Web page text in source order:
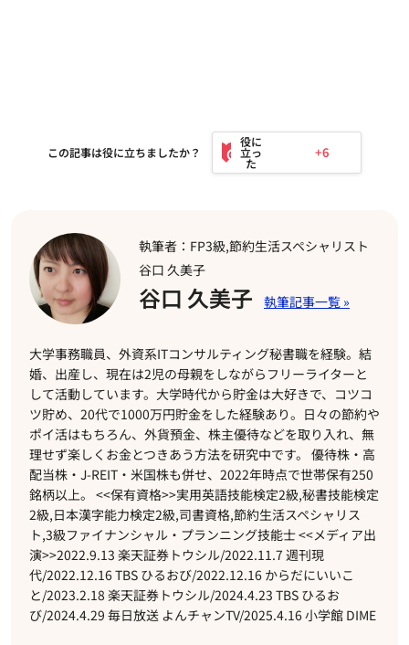
この記事は役に立ちましたか？ +6
執筆者：FP3級,節約生活スペシャリスト
谷口 久美子
谷口 久美子
大学事務職員、外資系ITコンサルティング秘書職を経験。結
婚、出産し、現在は2児の母親をしながらフリーライターと
して活動しています。大学時代から貯金は大好きで、コツコ
ツ貯め、20代で1000万円貯金をした経験あり。日々の節約や
ポイ活はもちろん、外貨預金、株主優待などを取り入れ、無
理せず楽しくお金とつきあう方法を研究中です。 優待株・高
配当株・J-REIT・米国株も併せ、2022年時点で世帯保有250
銘柄以上。 <<保有資格>>実用英語技能検定2級,秘書技能検定
2級,日本漢字能力検定2級,司書資格,節約生活スペシャリス
ト,3級ファイナンシャル・プランニング技能士 <<メディア出
演>>2022.9.13 楽天証券トウシル/2022.11.7 週刊現
代/2022.12.16 TBS ひるおび/2022.12.16 からだにいいこ
と/2023.2.18 楽天証券トウシル/2024.4.23 TBS ひるお
び/2024.4.29 毎日放送 よんチャンTV/2025.4.16 小学館 DIME